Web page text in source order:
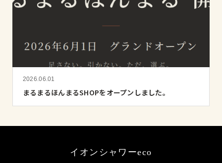
2026.06.01
まるまるほんまるSHOPをオープンしました。
イオンシャワーeco